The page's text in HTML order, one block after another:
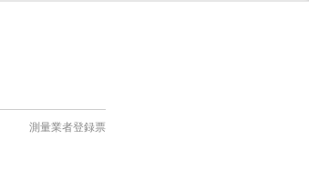
測量業者登録票